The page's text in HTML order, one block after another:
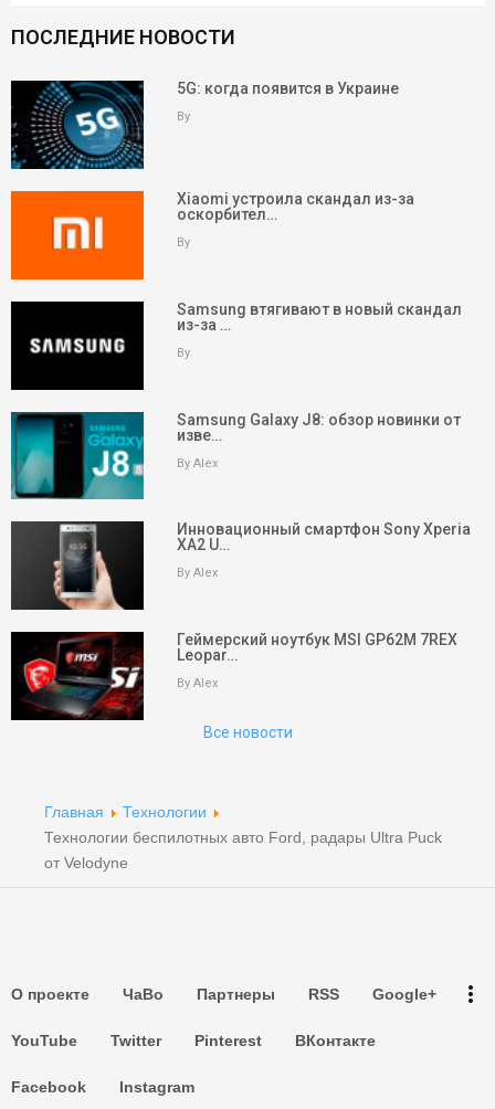
ПОСЛЕДНИЕ НОВОСТИ
5G: когда появится в Украине
By
Xiaomi устроила скандал из-за
оскорбител…
By
Samsung втягивают в новый скандал
из-за …
By
Samsung Galaxy J8: обзор новинки от
изве…
By Alex
Инновационный смартфон Sony Xperia
XA2 U…
By Alex
Геймерский ноутбук MSI GP62M 7REX
Leopar…
By Alex
Все новости
Главная
Технологии
Технологии беспилотных авто Ford, радары Ultra Puck
от Velodyne
О проекте ЧаВо Партнеры RSS Google+
YouTube Twitter Pinterest ВКонтакте
Facebook Instagram
more_vert
Партнеры